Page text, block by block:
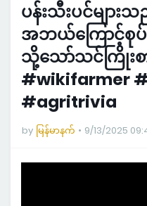
ပန်းသီးပင်များသ
အဘယ်ကြောင့်စု
သို့သော်သင်ကြိုးစာ
#wikifarmer
#agritrivia
by မြန်မာနက် 9/13/2025